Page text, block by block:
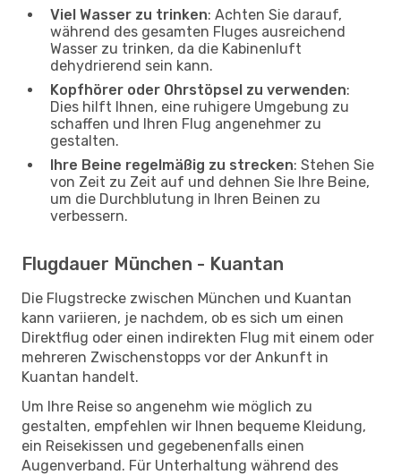
Viel Wasser zu trinken: Achten Sie darauf,
während des gesamten Fluges ausreichend
Wasser zu trinken, da die Kabinenluft
dehydrierend sein kann.
Kopfhörer oder Ohrstöpsel zu verwenden:
Dies hilft Ihnen, eine ruhigere Umgebung zu
schaffen und Ihren Flug angenehmer zu
gestalten.
Ihre Beine regelmäßig zu strecken: Stehen Sie
von Zeit zu Zeit auf und dehnen Sie Ihre Beine,
um die Durchblutung in Ihren Beinen zu
verbessern.
Flugdauer München - Kuantan
Die Flugstrecke zwischen München und Kuantan
kann variieren, je nachdem, ob es sich um einen
Direktflug oder einen indirekten Flug mit einem oder
mehreren Zwischenstopps vor der Ankunft in
Kuantan handelt.
Um Ihre Reise so angenehm wie möglich zu
gestalten, empfehlen wir Ihnen bequeme Kleidung,
ein Reisekissen und gegebenenfalls einen
Augenverband. Für Unterhaltung während des